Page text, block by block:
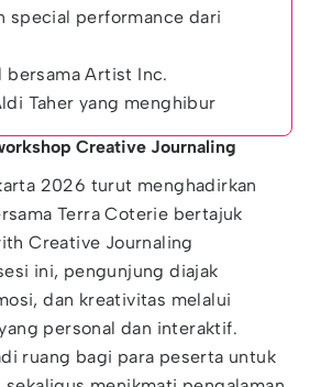
special performance dari
bersama Artist Inc.
Taher yang menghibur
Creative Journaling
2026 turut menghadirkan
Terra Coterie bertajuk
Creative Journaling
ini, pengunjung diajak
dan kreativitas melalui
personal dan interaktif.
ruang bagi para peserta untuk